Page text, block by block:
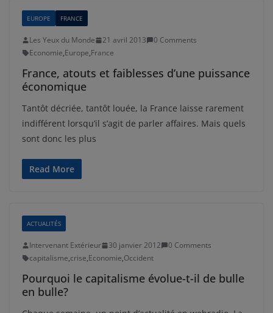
EUROPE FRANCE
Les Yeux du Monde 21 avril 2013
0 Comments
Economie,Europe,France
France, atouts et faiblesses d’une puissance
économique
Tantôt décriée, tantôt louée, la France laisse rarement
indifférent lorsqu’il s’agit de parler affaires. Mais quels
sont donc les plus
Read More
ACTUALITÉS
Intervenant Extérieur 30 janvier 2012
0 Comments
capitalisme,crise,Economie,Occident
Pourquoi le capitalisme évolue-t-il de bulle
en bulle?